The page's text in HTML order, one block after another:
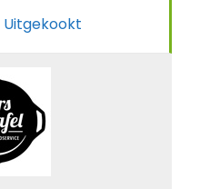
Uitgekookt